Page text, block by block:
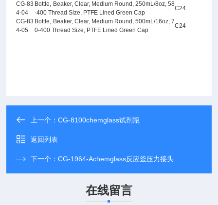
CG-83
4-04
Bottle, Beaker, Clear, Medium Round, 250mL/8oz, 58
-400 Thread Size, PTFE Lined Green Cap
C24
CG-83
4-05
Bottle, Beaker, Clear, Medium Round, 500mL/16oz, 7
0-400 Thread Size, PTFE Lined Green Cap
C24
上一个：CG-8100chemglass试剂瓶
返回列表
下一个：CG-1964-Achemglass反应釜压力接头
在线留言